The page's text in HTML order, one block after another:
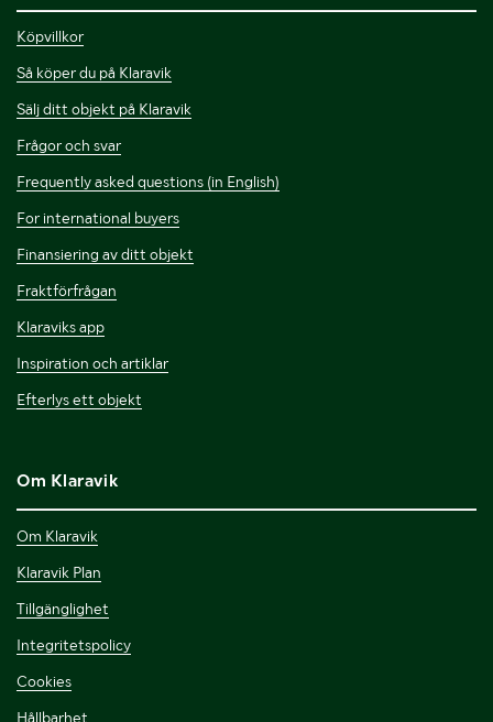
Köpvillkor
Så köper du på Klaravik
Sälj ditt objekt på Klaravik
Frågor och svar
Frequently asked questions (in English)
For international buyers
Finansiering av ditt objekt
Fraktförfrågan
Klaraviks app
Inspiration och artiklar
Efterlys ett objekt
Om Klaravik
Om Klaravik
Klaravik Plan
Tillgänglighet
Integritetspolicy
Cookies
Hållbarhet